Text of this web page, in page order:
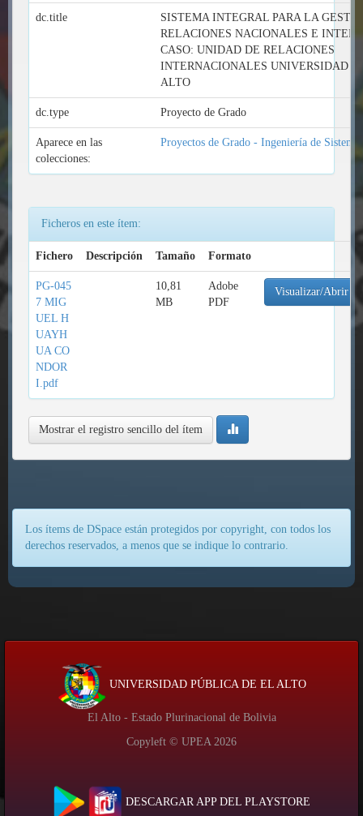
dc.title
SISTEMA INTEGRAL PARA LA
RELACIONES NACIONALES E
CASO: UNIDAD DE RELACIONES
INTERNACIONALES UNIVERSIDAD
ALTO
dc.type Proyecto de Grado
Aparece en las
colecciones:
Proyectos de Grado - Ingeniería de Sistemas
Ficheros en este ítem:
Fichero Descripción Tamaño Formato
PG-045
7 MIG
UEL H
UAYH
UA CO
NDOR
I.pdf
10,81
MB
Adobe
PDF
Visualizar/Abrir
Mostrar el registro sencillo del ítem
Los ítems de DSpace están protegidos por copyright, con todos los
derechos reservados, a menos que se indique lo contrario.
UNIVERSIDAD PÚBLICA DE EL ALTO
El Alto - Estado Plurinacional de Bolivia
Copyleft © UPEA 2026
DESCARGAR APP DEL PLAYSTORE